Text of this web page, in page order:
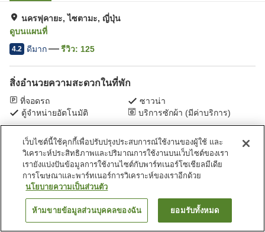
นครฟุคายะ, ไซตามะ, ญี่ปุ่น
ดูบนแผนที่
4.2 ดีมาก รีวิว: 125
สิ่งอำนวยความสะดวกในที่พัก
ที่จอดรถ
ซาวน่า
ตู้จำหน่ายอัตโนมัติ
บริการซักผ้า (มีค่าบริการ)
หน้าแรก ญี่ปุ่น ไซตามะ นครฟุคายะ Business Hotel Asahi
ค้นหาห้องพัก
เว็บไซต์นี้ใช้คุกกี้เพื่อปรับปรุงประสบการณ์ใช้งานของผู้ใช้ และ
วิเคราะห์ประสิทธิภาพและปริมาณการใช้งานบนเว็บไซต์ของเรา
เรายังแบ่งปันข้อมูลการใช้งานไซต์กับพาร์ทเนอร์โซเชียลมีเดีย
การโฆษณาและพาร์ทเนอร์การวิเคราะห์ของเราอีกด้วย
นโยบายความเป็นส่วนตัว
ห้ามขายข้อมูลส่วนบุคคลของฉัน ยอมรับทั้งหมด